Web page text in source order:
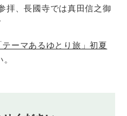
拝、長國寺では真田信之御
ーマあるゆとり旅」初夏